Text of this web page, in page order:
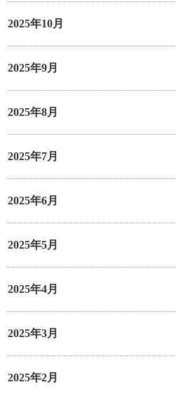
2025年10月
2025年9月
2025年8月
2025年7月
2025年6月
2025年5月
2025年4月
2025年3月
2025年2月